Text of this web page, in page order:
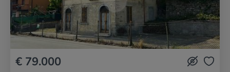
€ 79.000